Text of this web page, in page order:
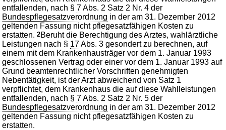
entfallenden, nach §7Abs. 2 Satz 2 Nr. 4 der
Bundespflegesatzverordnung in der am 31. Dezember 2012
geltenden Fassung nicht pflegesatzfähigen Kosten zu
erstatten.2Beruht die Berechtigung des Arztes, wahlärztliche
Leistungen nach § 17Abs. 3 gesondert zu berechnen, auf
einem mit dem Krankenhausträger vor dem 1. Januar 1993
geschlossenen Vertrag oder einer vor dem 1. Januar 1993 auf
Grund beamtenrechtlicher Vorschriften genehmigten
Nebentätigkeit, ist der Arzt abweichend von Satz 1
verpflichtet, dem Krankenhaus die auf diese Wahlleistungen
entfallenden, nach §7Abs. 2 Satz 2 Nr. 5 der
Bundespflegesatzverordnung in der am 31. Dezember 2012
geltenden Fassung nicht pflegesatzfähigen Kosten zu
erstatten.